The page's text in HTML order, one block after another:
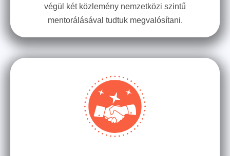
végül két közlemény nemzetközi szintű
mentorálásával tudtuk megvalósítani.